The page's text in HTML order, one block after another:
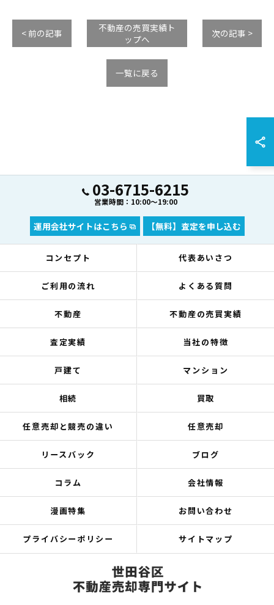
< 前の記事
不動産の売買実績ト
ップへ
次の記事 >
一覧に戻る
03-6715-6215
営業時間：10:00～19:00
運用会社サイトはこちら 【無料】査定を申し込む
コンセプト 代表あいさつ
ご利用の流れ よくある質問
不動産 不動産の売買実績
査定実績 当社の特徴
戸建て マンション
相続 買取
任意売却と競売の違い 任意売却
リースバック ブログ
コラム 会社情報
漫画特集 お問い合わせ
プライバシーポリシー サイトマップ